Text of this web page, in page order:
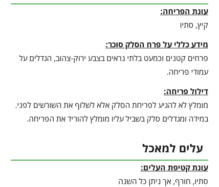
עונת הפריחה:
קיץ, סתיו
מידע כללי על פרח הסלק סוכר:
פרחים קטנים וכמעט בלתי נראים בצבע ירוק-צהוב, הגדלים על
עמודי פריחה.
דילול פריחה:
מומלץ לא להגיע לפריחת הסלק אלא לשלוף את השורשים לפני.
במידה ומגדלים סלק בשביל עליו מומלץ להוריד את הפריחה.
עלים למאכל
עונת קטיפת העלים:
סתיו, חורף, אך ניתן כל השנה